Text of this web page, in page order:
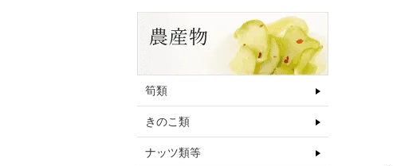
筍類
きのこ類
ナッツ類等